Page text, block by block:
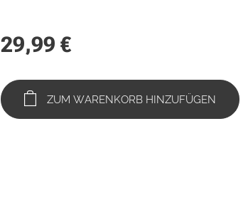
29,99 €
ZUM WARENKORB HINZUFÜGEN